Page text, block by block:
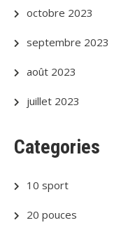
octobre 2023
septembre 2023
août 2023
juillet 2023
Categories
10 sport
20 pouces